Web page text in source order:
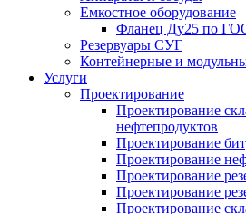
Емкостное оборудование
Фланец Ду25 по
Резервуары СУГ
Контейнерные и
Услуги
Проектирование
Проектирование
нефтепродуктов
Проектирование
Проектирование
Проектирование
Проектирование
Проектирование